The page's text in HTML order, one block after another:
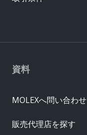
資料
MOLEXへ問い合わせ
販売代理店を探す